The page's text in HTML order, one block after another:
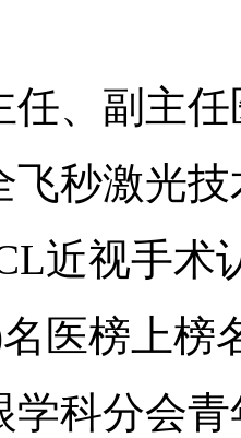
任、副主
飞秒激光
近视手术
医榜上榜
学科分会